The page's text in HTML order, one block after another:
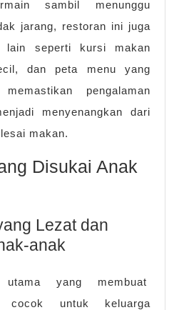
sambil menunggu
jarang, restoran ini juga
lain seperti kursi makan
dan peta menu yang
pengalaman
menyenangkan dari
makan.
Disukai Anak
Lezat dan
anak
yang membuat
cocok untuk keluarga